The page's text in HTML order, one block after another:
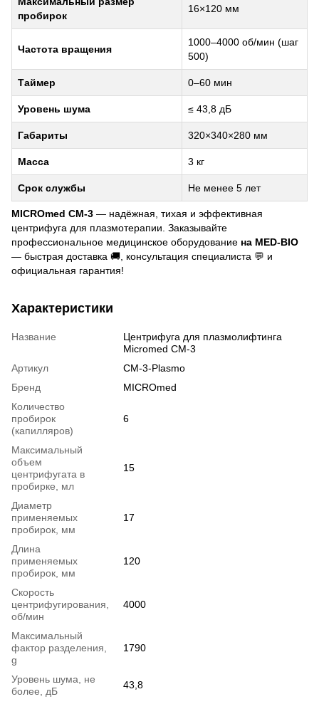
пробирок
16×120 мм
Частота вращения
1000–4000 об/мин (шаг
500)
Таймер 0–60 мин
Уровень шума ≤ 43,8 дБ
Габариты 320×340×280 мм
Масса 3 кг
Срок службы Не менее 5 лет
MICROmed CM-3 — надёжная, тихая и эффективная
центрифуга для плазмотерапии. Заказывайте
профессиональное медицинское оборудование на MED-BIO
— быстрая доставка 🚚, консультация специалиста 💬 и
официальная гарантия!
Характеристики
Название
Центрифуга для плазмолифтинга
Micromed СМ-3
Артикул
СМ-3-Plasmo
Бренд
MICROmed
Количество
пробирок
(капилляров)
6
Максимальный
объем
центрифугата в
пробирке, мл
15
Диаметр
применяемых
пробирок, мм
17
Длина
применяемых
пробирок, мм
120
Скорость
центрифугирования,
об/мин
4000
Максимальный
фактор разделения,
g
1790
Уровень шума, не
более, дБ
43,8